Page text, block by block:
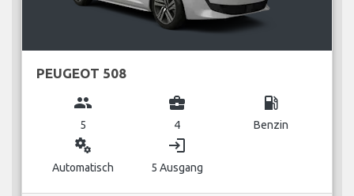
PEUGEOT 508
group
5
business_center
4
local_gas_station
Benzin
miscellaneous_services
Automatisch
login
5 Ausgang